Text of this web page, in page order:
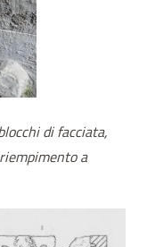
di facciata,
a